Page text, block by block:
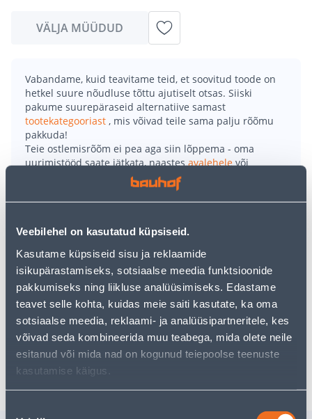
Veebilehel on kasutatud küpsiseid.
Kasutame küpsiseid sisu ja reklaamide
isikupärastamiseks, sotsiaalse meedia funktsioonide
pakkumiseks ning liikluse analüüsimiseks. Edastame
teavet selle kohta, kuidas meie saiti kasutate, ka oma
sotsiaalse meedia, reklaami- ja analüüsipartneritele, kes
võivad seda kombineerida muu teabega, mida olete neile
esitanud või mida nad on kogunud teiepoolse teenuste
kasutamise käigus.
VÄLJA MÜÜDUD
Vabandame, kuid teavitame teid, et soovitud toode on
hetkel suure nõudluse tõttu ajutiselt otsas. Siiski
pakume suurepäraseid alternatiive samast
tootekategooriast , mis võivad teile sama palju rõõmu
pakkuda!
Teie ostlemisrõõm ei pea aga siin lõppema - oma
uurimistööd saate jätkata, naastesavalehelevõi
kasutades meie võimsat otsingufunktsiooni, et leida
veelgi meelepärasemad valikuid. Head ostlemist!
• Suure jõudlusega harjavaba mootor.
• Tööriistavaba lõiketera sügavuse reguleerimine.
• Elektriline mootori pidur, suurendamaks kasutaja
ohutust.
• Ilma akude ja laadijata.
• 14-päevane tagastusõigus.
Tarne pole võimalik